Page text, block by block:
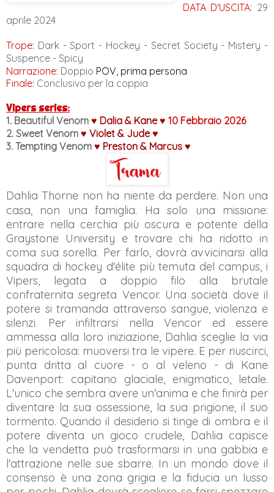
DATA D'USCITA: 29
aprile 2024
Trope: Dark- Sport - Hockey - Secret Society - Mistery -
Suspence - Spicy
Narrazione: Doppio POV, prima persona
Finale: Conclusivo per la coppia
Vipers series:
1. Beautiful Venom ♥ Dalia & Kane♥ 10 Febbraio 2026
2. Sweet Venom ♥ Violet & Jude♥
3. Tempting Venom ♥ Preston & Marcus ♥
Dahlia Thorne non ha niente da perdere. Non una
casa, non una famiglia. Ha solo una missione:
entrare nella cerchia più oscura e potente della
Graystone University e trovare chi ha ridotto in
coma sua sorella. Per farlo, dovrà avvicinarsi alla
squadra di hockey d'élite più temuta del campus, i
Vipers, legata a doppio filo alla brutale
confraternita segreta Vencor. Una società dove il
potere si tramanda attraverso sangue, violenza e
silenzi. Per infiltrarsi nella Vencor ed essere
ammessa alla loro iniziazione, Dahlia sceglie la via
più pericolosa: muoversi tra le vipere. E per riuscirci,
punta dritta al cuore - o al veleno - di Kane
Davenport: capitano glaciale, enigmatico, letale.
L'unico che sembra avere un'anima e che finirà per
diventare la sua ossessione, la sua prigione, il suo
tormento. Quando il desiderio si tinge di ombra e il
potere diventa un gioco crudele, Dahlia capisce
che la vendetta può trasformarsi in una gabbia e
l'attrazione nelle sue sbarre. In un mondo dove il
consenso è una zona grigia e la fiducia un lusso